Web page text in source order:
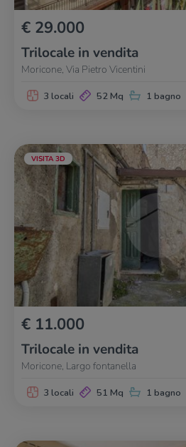
€ 29.000
Trilocale in vendita
Moricone, Via Pietro Vicentini
3 locali 52 Mq 1 bagno
VISITA 3D
€ 11.000
Trilocale in vendita
Moricone, Largo fontanella
3 locali 51 Mq 1 bagno